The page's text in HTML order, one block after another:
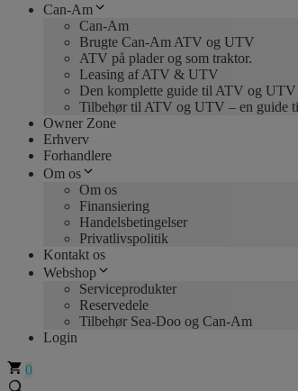
Can-Am
Can-Am
Brugte Can-Am ATV og UTV
ATV på plader og som traktor.
Leasing af ATV & UTV
Den komplette guide til ATV og UTV
Tilbehør til ATV og UTV – en guide
Owner Zone
Erhverv
Forhandlere
Om os
Om os
Finansiering
Handelsbetingelser
Privatlivspolitik
Kontakt os
Webshop
Serviceprodukter
Reservedele
Tilbehør Sea-Doo og Can-Am
Login
0